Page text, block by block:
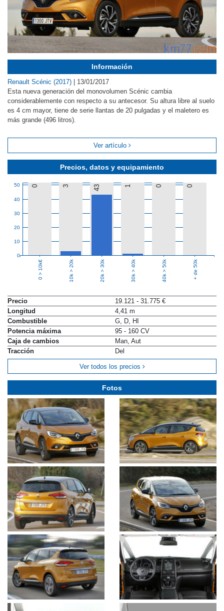
Precios, datos y equipamiento
0
10
20
30
40
50 0 3 43 1 0 0
0 > 10k€ 10k > 20k 20k > 30k 30k > 40k 40k > 50k + de 50k
Precio
19.121 - 31.775 €
Longitud
4,41 m
Combustible
G, D, HI
Potencia máxima
95 - 160 CV
Caja de cambios
Man, Aut
Tracción
Del
Ver todos los precios
Información
Renault Scénic (2017)
13/01/2017
Esta nueva generación del monovolumen Scénic cambia
considerablemente con respecto a su antecesor. Su altura libre al suelo
es 4 cm mayor, tiene de serie llantas de 20 pulgadas y el maletero es
más grande (496 litros).
Ver artículo
Fotos